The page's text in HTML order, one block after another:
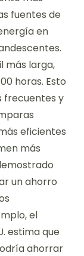
fuentes de
en
más larga,
horas. Esto
frecuentes y
eficientes
más
un ahorro
el
estima que
ahorrar